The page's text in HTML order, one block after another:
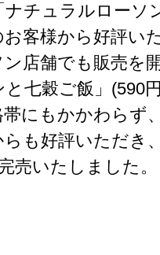
ナチュラルローソ
客様から好評い
店舗でも販売を
七穀ご飯」(590
にもかかわらず
も好評いただき
売いたしました。